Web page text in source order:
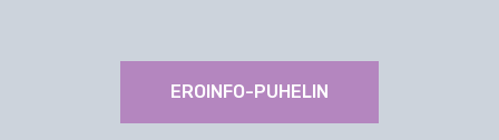
EROINFO-PUHELIN